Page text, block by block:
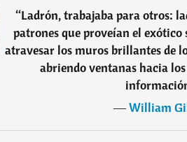
“Ladrón, trabajaba para otros:
patrones que proveían el
atravesar los muros brillantes de
abriendo ventanas hacia
―William